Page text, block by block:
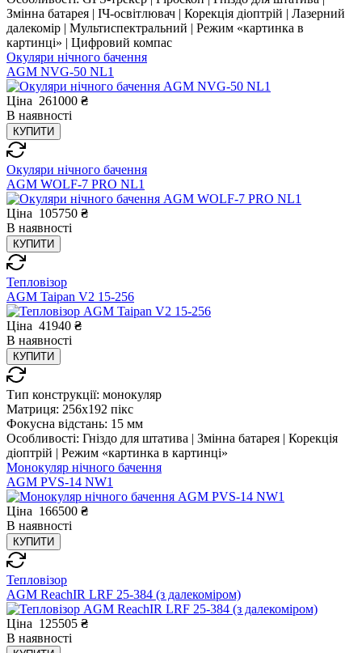
Змінна батарея | ІЧ-освітлювач | Корекція діоптрій | Лазерний
далекомір | Мультиспектральний | Режим «картинка в
картинці» | Цифровий компас
Окуляри нічного бачення
AGM NVG-50 NL1
Ціна 261000 ₴
В наявності
КУПИТИ
Окуляри нічного бачення
AGM WOLF-7 PRO NL1
Ціна 105750 ₴
В наявності
КУПИТИ
Тепловізор
AGM Taipan V2 15-256
Ціна 41940 ₴
В наявності
КУПИТИ
Тип конструкції: монокуляр
Матриця: 256x192 пікс
Фокусна відстань: 15 мм
Особливості: Гніздо для штатива | Змінна батарея | Корекція
діоптрій | Режим «картинка в картинці»
Монокуляр нічного бачення
AGM PVS-14 NW1
Ціна 166500 ₴
В наявності
КУПИТИ
Тепловізор
AGM ReachIR LRF 25-384 (з далекоміром)
Ціна 125505 ₴
В наявності